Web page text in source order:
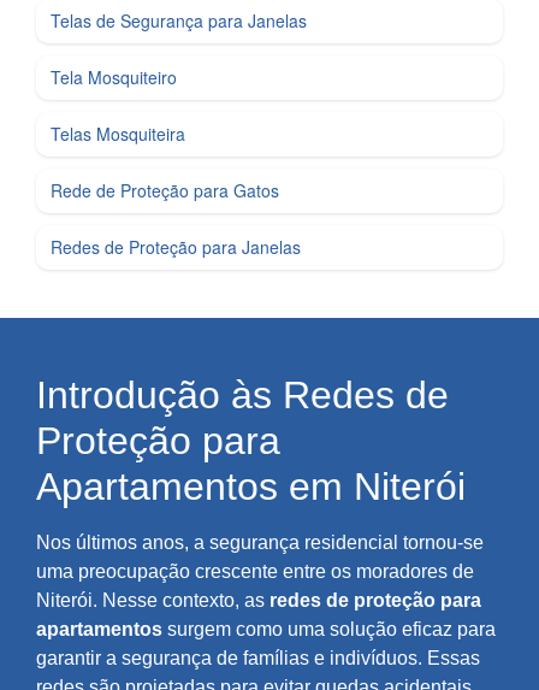
Telas de Segurança para Janelas
Tela Mosquiteiro
Telas Mosquiteira
Rede de Proteção para Gatos
Redes de Proteção para Janelas
Introdução às Redes de
Proteção para
Apartamentos em Niterói
Nos últimos anos, a segurança residencial tornou-se
uma preocupação crescente entre os moradores de
Niterói. Nesse contexto, as redes de proteção para
apartamentos surgem como uma solução eficaz para
garantir a segurança de famílias e indivíduos. Essas